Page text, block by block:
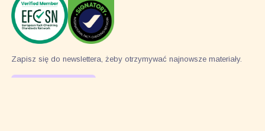
Zapisz się do newslettera, żeby otrzymywać najnowsze materiały.